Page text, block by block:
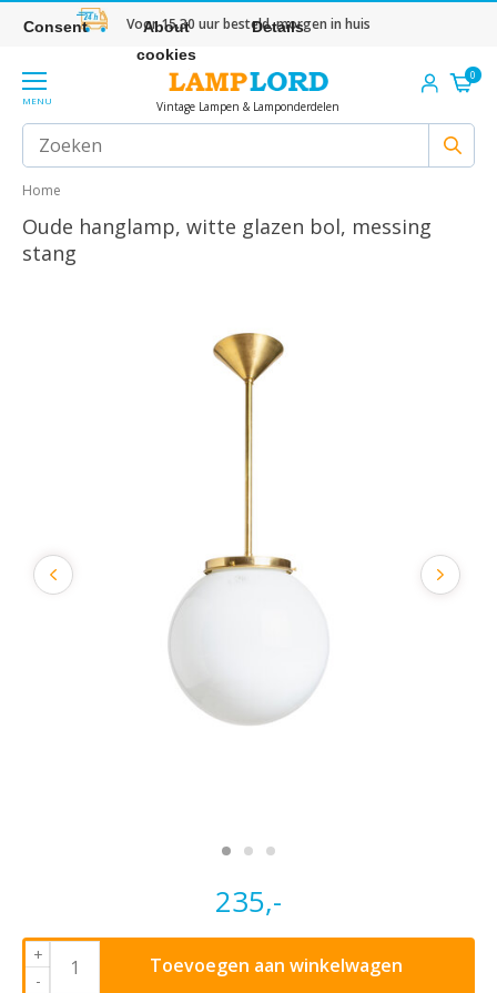
Voor 15.30 uur besteld, morgen in huis
MENU Vintage Lampen & Lamponderdelen
0
Home
Oude hanglamp, witte glazen bol, messing
stang
235,-
+
-
Toevoegen aan winkelwagen
Consent
About
cookies
Details